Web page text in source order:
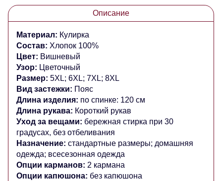
Описание
Материал: Кулирка
Состав: Хлопок 100%
Цвет: Вишневый
Узор: Цветочный
Размер: 5XL; 6XL; 7XL; 8XL
Вид застежки: Пояс
Длина изделия: по спинке: 120 см
Длина рукава: Короткий рукав
Уход за вещами: бережная стирка при 30
градусах, без отбеливания
Назначение: стандартные размеры; домашняя
одежда; всесезонная одежда
Опции карманов: 2 кармана
Опции капюшона: без капюшона